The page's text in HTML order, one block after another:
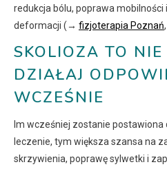
redukcja bólu, poprawa mobilności
deformacji (→ fizjoterapia Poznań,
SKOLIOZA TO
DZIAŁAJ
WCZEŚNIE
Im wcześniej zostanie postawiona
leczenie, tym większa szansa na
skrzywienia, poprawę sylwetki i